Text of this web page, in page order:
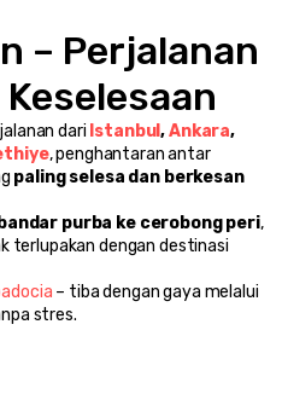
– Perjalanan
dari Istanbul, Ankara
, penghantaran antar
paling selesa dan berkesan
purba ke cerobong peri,
terlupakan dengan destinasi
– tiba dengan gaya melalui
stres.